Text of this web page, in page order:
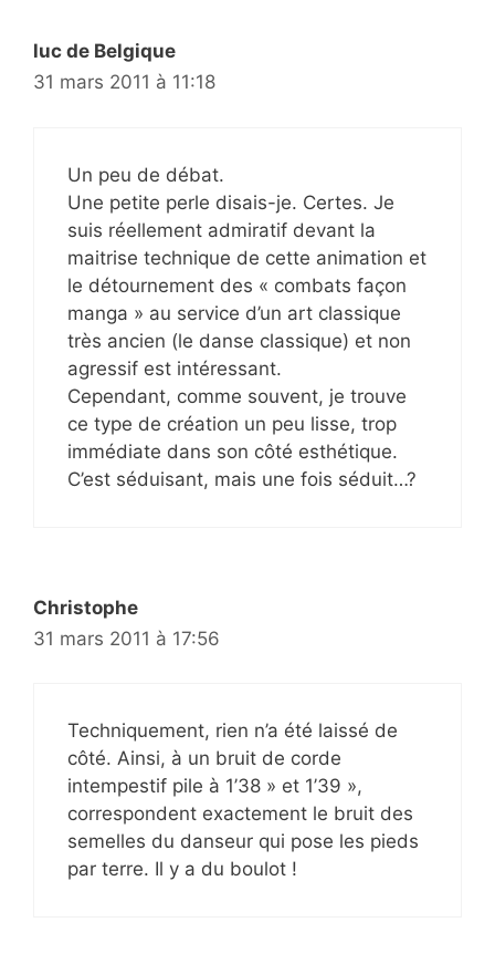
luc de Belgique
31 mars 2011 à 11:18
Un peu de débat.
Une petite perle disais-je. Certes. Je
suis réellement admiratif devant la
maitrise technique de cette animation et
le détournement des « combats façon
manga » au service d’un art classique
très ancien (le danse classique) et non
agressif est intéressant.
Cependant, comme souvent, je trouve
ce type de création un peu lisse, trop
immédiate dans son côté esthétique.
C’est séduisant, mais une fois séduit…?
Christophe
31 mars 2011 à 17:56
Techniquement, rien n’a été laissé de
côté. Ainsi, à un bruit de corde
intempestif pile à 1’38 » et 1’39 »,
correspondent exactement le bruit des
semelles du danseur qui pose les pieds
par terre. Il y a du boulot !